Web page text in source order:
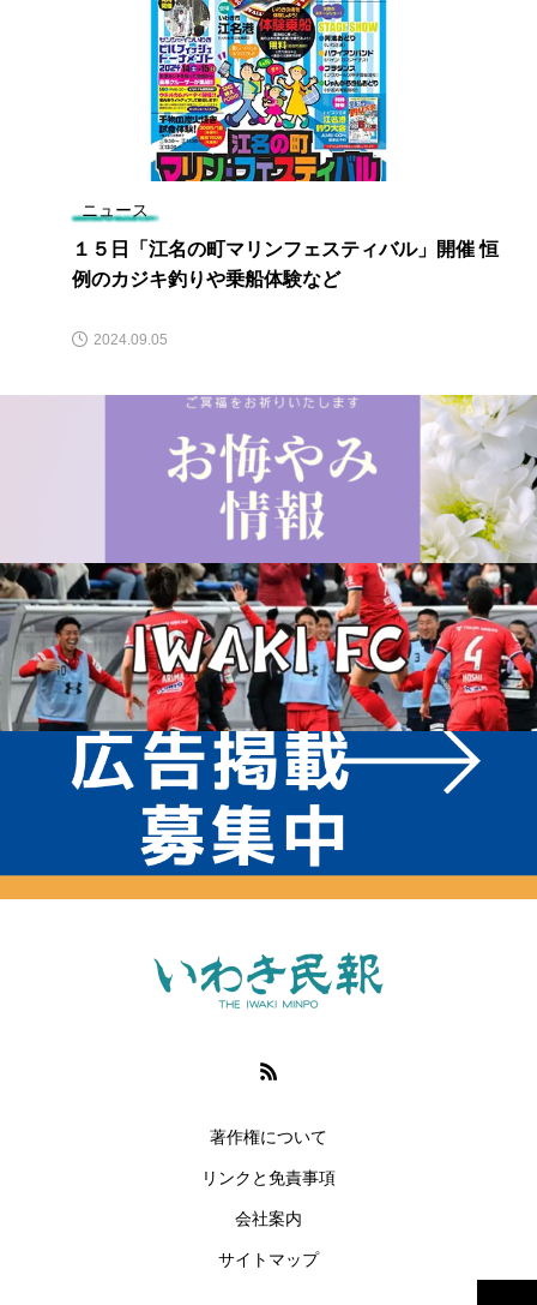
ニュース
１５日「江名の町マリンフェスティバル」開催 恒
例のカジキ釣りや乗船体験など
2024.09.05
著作権について
リンクと免責事項
会社案内
サイトマップ